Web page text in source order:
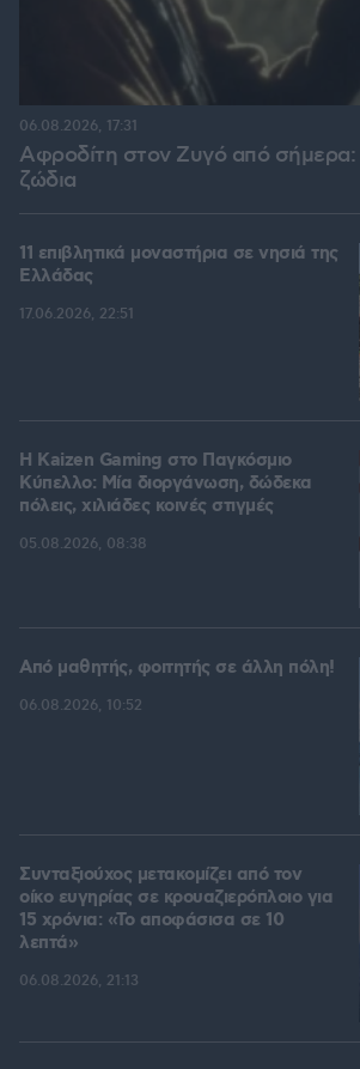
Αφροδίτη στον Ζυγό από σήμερα:
ζώδια
06.08.2026, 17:31
11 επιβλητικά μοναστήρια σε νησιά της
Ελλάδας
17.06.2026, 22:51
H Kaizen Gaming στο Παγκόσμιο
Kύπελλο: Μία διοργάνωση, δώδεκα
πόλεις, χιλιάδες κοινές στιγμές
05.08.2026, 08:38
Από μαθητής, φοιτητής σε άλλη πόλη!
06.08.2026, 10:52
Συνταξιούχος μετακομίζει από τον
οίκο ευγηρίας σε κρουαζιερόπλοιο για
15 χρόνια: «Το αποφάσισα σε 10
λεπτά»
06.08.2026, 21:13